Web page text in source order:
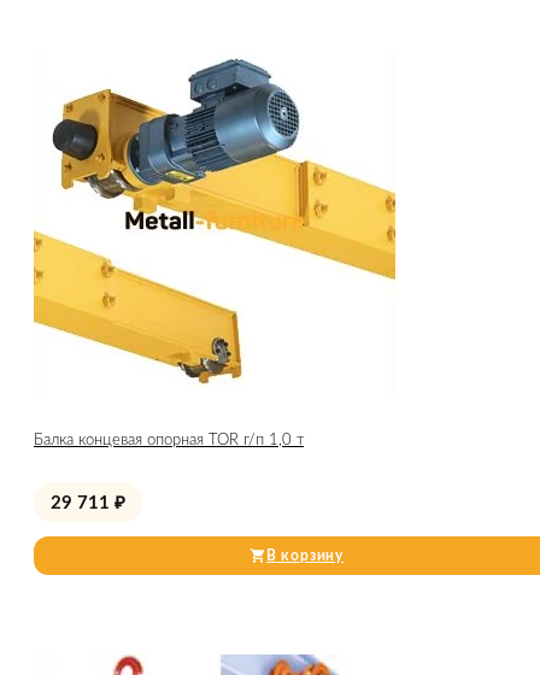
Балка концевая опорная TOR г/п 1,0 т
29 711 ₽
В корзину